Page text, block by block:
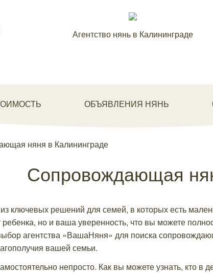
Агентство нянь в Калининграде
ОБЪЯВЛЕНИЯ НЯНЬ
няня в Калининграде
Сопровождающая
решений для семей, в которых есть
но и ваша уверенность, что вы можете
агентства «ВашаНяня» для поиска
вашей семьи.
непросто. Как вы можете узнать, кто в